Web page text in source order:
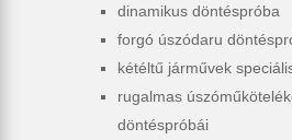
dinamikus döntéspróba
forgó úszódaru
kétéltű járművek
rugalmas
döntéspróbái